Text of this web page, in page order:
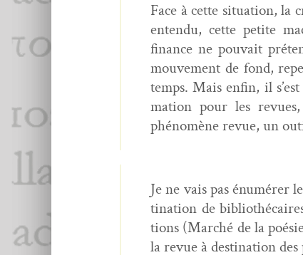
Face à cette sit­u­a­tion, la
enten­du, cette petite
finance ne pou­vait
mou­ve­ment de fond,
temps. Mais enfin, il
ma­tion pour les
phénomène revue, un
Je ne vais pas énumér­er
ti­na­tion de
tions (Marché de la
la revue à des­ti­na­tion